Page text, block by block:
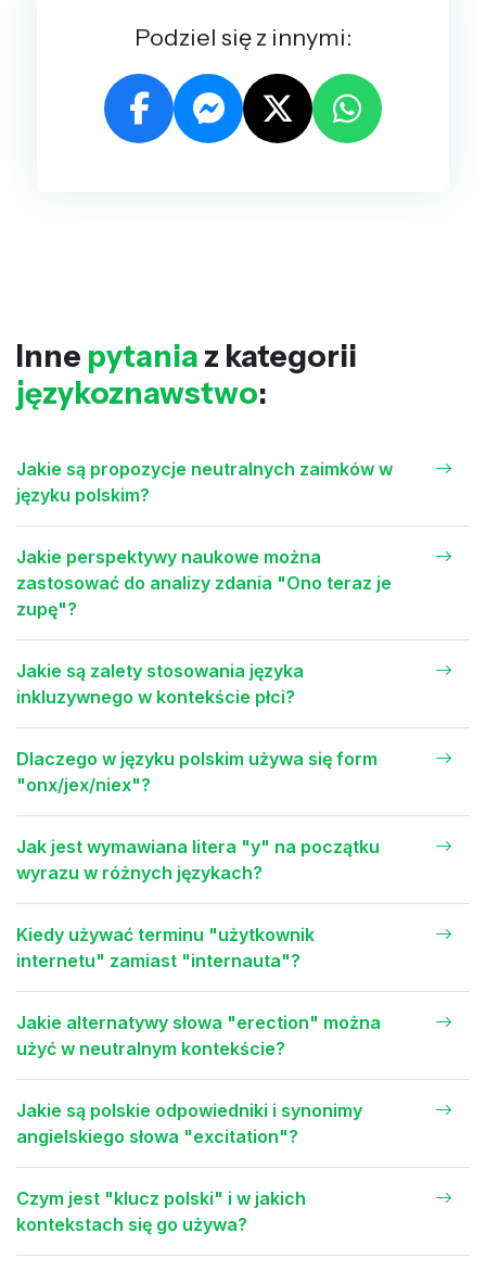
Podziel się z innymi:
Inne pytania z kategorii
językoznawstwo:
Jakie są propozycje neutralnych zaimków w
języku polskim?
Jakie perspektywy naukowe można
zastosować do analizy zdania "Ono teraz je
zupę"?
Jakie są zalety stosowania języka
inkluzywnego w kontekście płci?
Dlaczego w języku polskim używa się form
"onx/jex/niex"?
Jak jest wymawiana litera "y" na początku
wyrazu w różnych językach?
Kiedy używać terminu "użytkownik
internetu" zamiast "internauta"?
Jakie alternatywy słowa "erection" można
użyć w neutralnym kontekście?
Jakie są polskie odpowiedniki i synonimy
angielskiego słowa "excitation"?
Czym jest "klucz polski" i w jakich
kontekstach się go używa?